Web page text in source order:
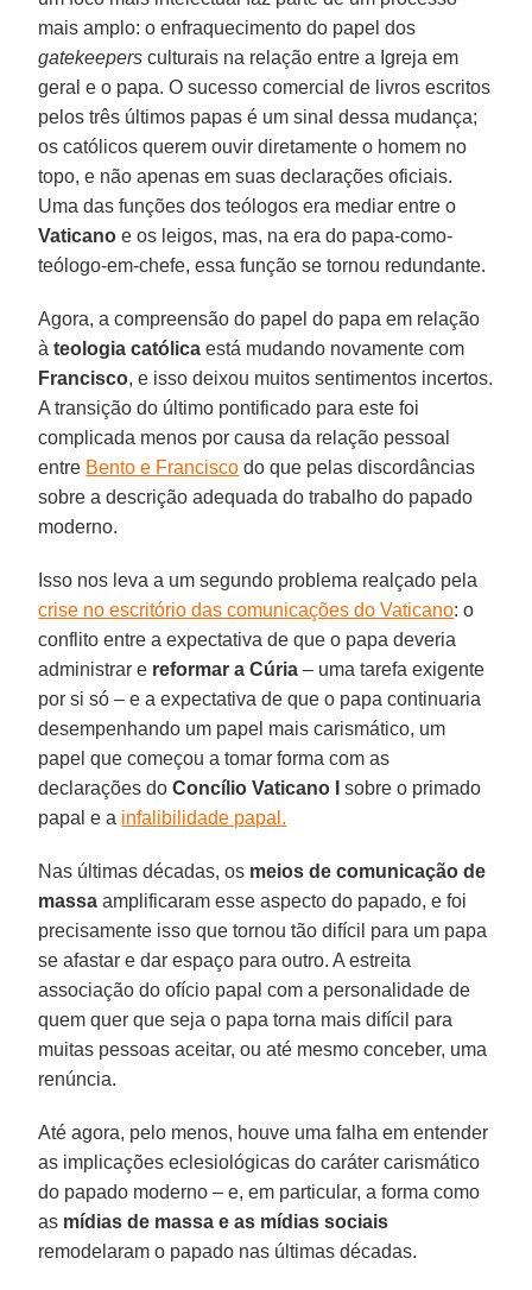
mais amplo: o enfraquecimento do papel dos
gatekeepers culturais na relação entre a Igreja em
geral e o papa. O sucesso comercial de livros escritos
pelos três últimos papas é um sinal dessa mudança;
os católicos querem ouvir diretamente o homem no
topo, e não apenas em suas declarações oficiais.
Uma das funções dos teólogos era mediar entre o
Vaticano e os leigos, mas, na era do papa-como-
teólogo-em-chefe, essa função se tornou redundante.
Agora, a compreensão do papel do papa em relação
àteologia católica está mudando novamente com
Francisco, e isso deixou muitos sentimentos incertos.
A transição do último pontificado para este foi
complicada menos por causa da relação pessoal
entre Bento e Francisco do que pelas discordâncias
sobre a descrição adequada do trabalho do papado
moderno.
Isso nos leva a um segundo problema realçado pela
crise no escritório das comunicações do Vaticano: o
conflito entre a expectativa de que o papa deveria
administrar e reformar a Cúria – uma tarefa exigente
por si só – e a expectativa de que o papa continuaria
desempenhando um papel mais carismático, um
papel que começou a tomar forma com as
declarações doConcílio Vaticano I
sobre o primado
papal e a infalibilidade papal.
Nas últimas décadas, os meios de comunicação de
massa amplificaram esse aspecto do papado, e foi
precisamente isso que tornou tão difícil para um papa
se afastar e dar espaço para outro. A estreita
associação do ofício papal com a personalidade de
quem quer que seja o papa torna mais difícil para
muitas pessoas aceitar, ou até mesmo conceber, uma
renúncia.
Até agora, pelo menos, houve uma falha em entender
as implicações eclesiológicas do caráter carismático
do papado moderno – e, em particular, a forma como
as mídias de massa e as mídias sociais
remodelaram o papado nas últimas décadas.